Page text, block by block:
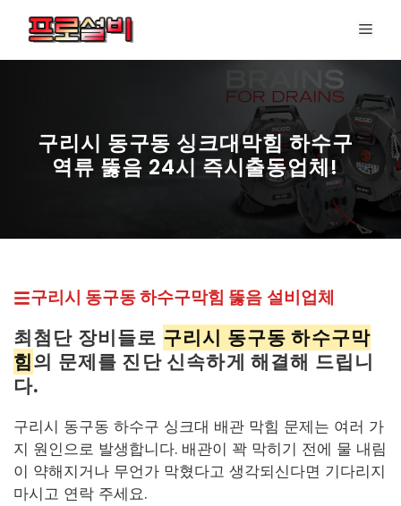
츠
메
구리시 동구동 싱크대막힘 하수구
역류 뚫음 24시 즉시출동업체!
구리시 동구동 하수구막힘 뚫음 설비업체
최첨단 장비들로 구리시 동구동 하수구막
힘의 문제를 진단 신속하게 해결해 드립니
다.
구리시 동구동 하수구 싱크대 배관 막힘 문제는 여러 가
지 원인으로 발생합니다. 배관이 꽉 막히기 전에 물 내림
이 약해지거나 무언가 막혔다고 생각되신다면 기다리지
마시고 연락 주세요.